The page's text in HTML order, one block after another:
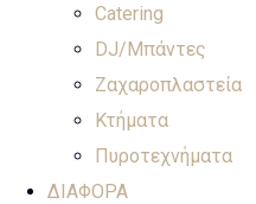
Catering
DJ/Μπάντες
Ζαχαροπλαστεία
Κτήματα
Πυροτεχνήματα
ΔΙΑΦΟΡΑ